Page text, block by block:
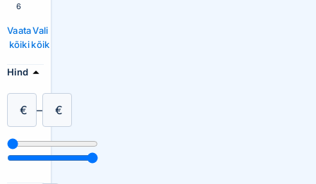
6
Vaata
kõiki
Vali
kõik
Hind
€ – €